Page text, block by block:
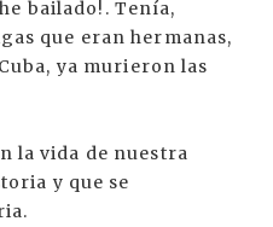
bailado!. Tenía,
que eran hermanas,
ya murieron las
la vida de nuestra
y que se